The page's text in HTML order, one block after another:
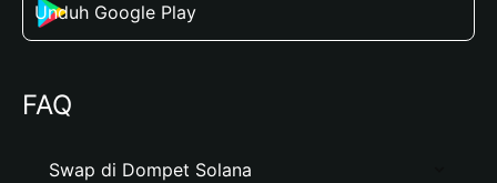
Unduh Google Play
FAQ
Swap di Dompet Solana